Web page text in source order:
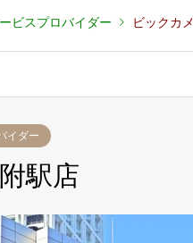
ビスプロバイダー ビックカ
イダー
駅店